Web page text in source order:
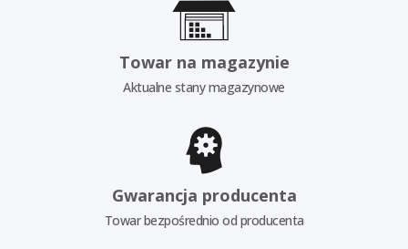
Towar na magazynie
Aktualne stany magazynowe
Gwarancja producenta
Towar bezpośrednio od producenta